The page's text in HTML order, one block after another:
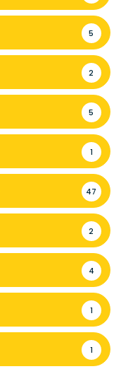
5
2
5
1
47
2
4
1
1